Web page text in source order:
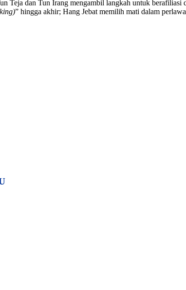
Teja dan Tun Irang mengambil langkah untuk
” hingga akhir; Hang Jebat memilih mati dalam